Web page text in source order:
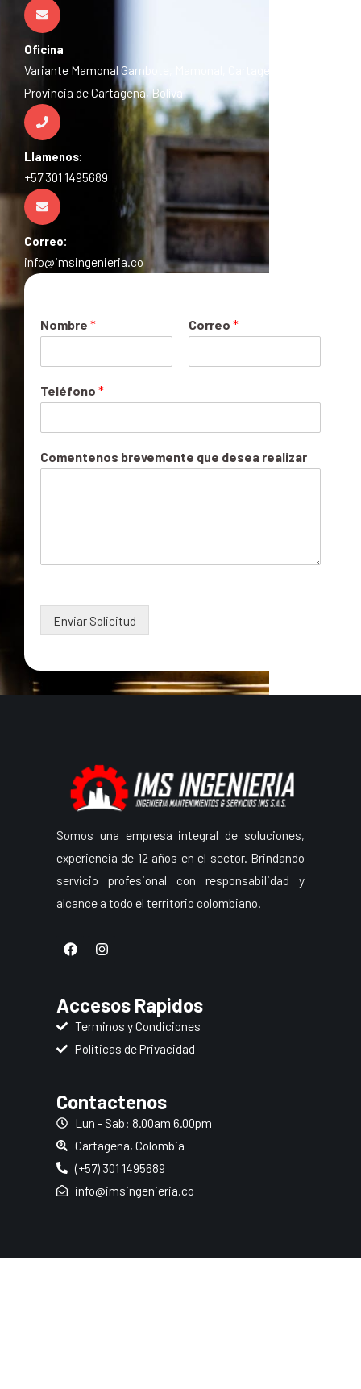
Oficina
Variante Mamonal Gambote, Mamonal, Cartagena de Indias,
Provincia de Cartagena, Bolíva
Llamenos:
+57 301 1495689
Correo:
info@imsingenieria.co
Nombre * Correo *
Teléfono *
Comentenos brevemente que desea realizar
Enviar Solicitud
Somos una empresa integral de soluciones,
experiencia de 12 años en el sector. Brindando
servicio profesional con responsabilidad y
alcance a todo el territorio colombiano.
F
a
o
o
I
n
g
r
m
Accesos Rapidos
Terminos y Condiciones
Politicas de Privacidad
Contactenos
Lun - Sab: 8.00am 6.00pm
Cartagena, Colombia
(+57) 301 1495689
info@imsingenieria.co